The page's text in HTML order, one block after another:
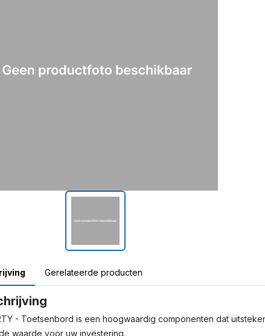
Gerelateerde producten
- Toetsenbord is een hoogwaardig componenten dat
waarde voor uw investering.